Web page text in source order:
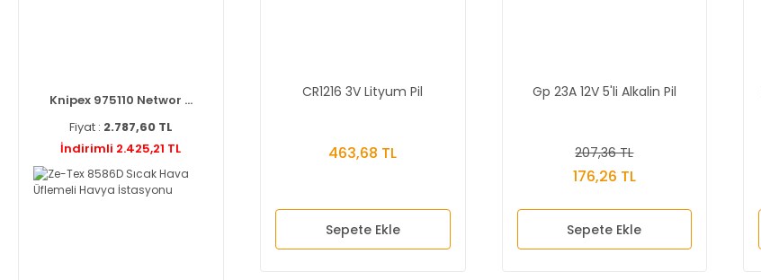
Knipex 975110 Networ ...
Fiyat : 2.787,60 TL
İndirimli 2.425,21 TL
CR1216 3V Lityum Pil
463,68 TL
Sepete Ekle
Gp 23A 12V 5'li Alkalin Pil
207,36 TL
176,26 TL
Sepete Ekle